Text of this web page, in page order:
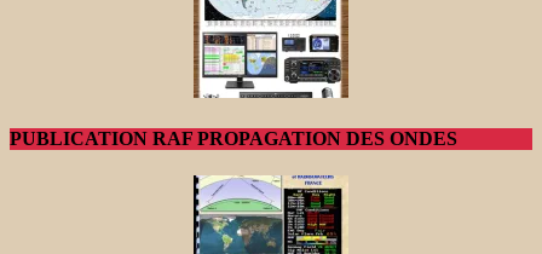
PUBLICATION RAF PROPAGATION DES ONDES